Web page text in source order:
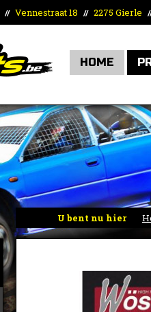
// Vennestraat 18 // 2275 Gierle
HOME
U bent nu hier